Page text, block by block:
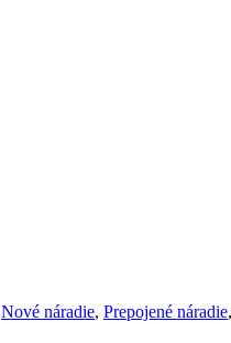
Nové náradie, Prepojené náradie,